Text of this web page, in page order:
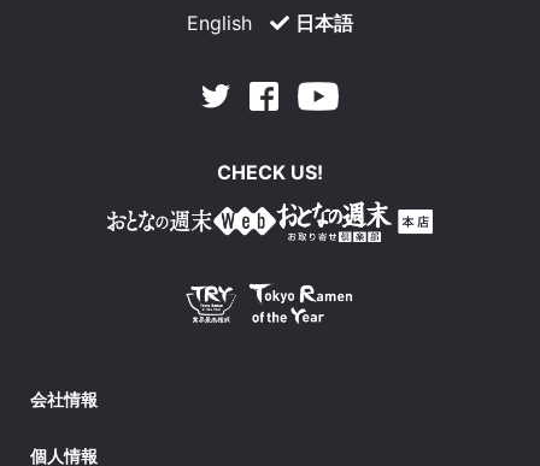
English 日本語
Twitter Facebook
CHECK US!
会社情報
個人情報